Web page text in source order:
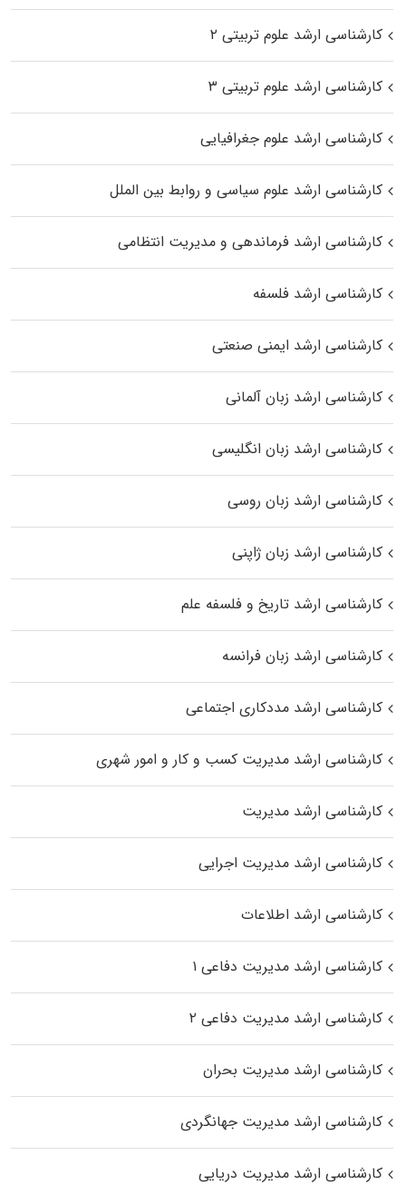
کارشناسی ارشد علوم تربیتی ۲
کارشناسی ارشد علوم تربیتی ۳
کارشناسی ارشد علوم جغرافیایی
کارشناسی ارشد علوم سیاسی و روابط بین الملل
کارشناسی ارشد فرماندهی و مدیریت انتظامی
کارشناسی ارشد فلسفه
کارشناسی ارشد ایمنی صنعتی
کارشناسی ارشد زبان آلمانی
کارشناسی ارشد زبان انگلیسی
کارشناسی ارشد زبان روسی
کارشناسی ارشد زبان ژاپنی
کارشناسی ارشد تاریخ و فلسفه علم
کارشناسی ارشد زبان فرانسه
کارشناسی ارشد مددکاری اجتماعی
کارشناسی ارشد مدیریت کسب و کار و امور شهری
کارشناسی ارشد مدیریت
کارشناسی ارشد مدیریت اجرایی
کارشناسی ارشد اطلاعات
کارشناسی ارشد مدیریت دفاعی ۱
کارشناسی ارشد مدیریت دفاعی ۲
کارشناسی ارشد مدیریت بحران
کارشناسی ارشد مدیریت جهانگردی
کارشناسی ارشد مدیریت دریایی